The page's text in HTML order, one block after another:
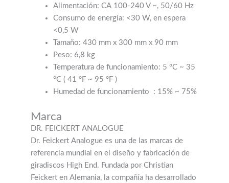
Alimentación: CA 100-240 V ~, 50/60 Hz
Consumo de energía: <30 W, en espera
<0,5 W
Tamaño: 430 mm x 300 mm x 90 mm
Peso: 6,8 kg
Temperatura de funcionamiento: 5 °C ~ 35
°C ( 41 °F ~ 95 °F)
Humedad de funcionamiento : 15% ~ 75%
Marca
DR. FEICKERT ANALOGUE
Dr. Feickert Analogue es una de las marcas de
referencia mundial en el diseño y fabricación de
giradiscos High End. Fundada por Christian
Feickert en Alemania, la compañía ha desarrollado